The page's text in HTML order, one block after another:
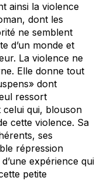
ainsi la violence
dont les
ne semblent
d’un monde et
La violence ne
Elle donne tout
dont
ressort
celui qui, blouson
cette violence. Sa
ses
répression
expérience qui
petite